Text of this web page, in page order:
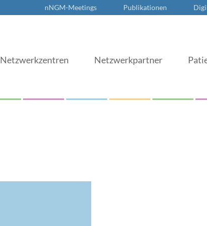
nNGM-Meetings Publikationen
Netzwerkzentren Netzwerkpartner